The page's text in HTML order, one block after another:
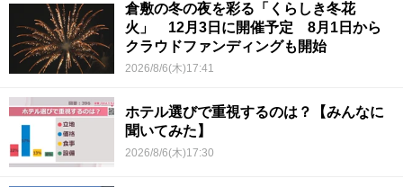
倉敷の冬の夜を彩る「くらしき冬花
火」 12月3日に開催予定 8月1日から
クラウドファンディングも開始
2026/8/6(木)17:41
ホテル選びで重視するのは？【みんなに
聞いてみた】
2026/8/6(木)17:30